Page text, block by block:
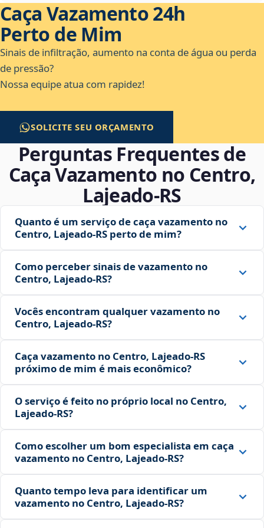
Caça Vazamento 24h
Perto de Mim
Sinais de infiltração, aumento na conta de água ou perda
de pressão?
Nossa equipe atua com rapidez!
SOLICITE SEU ORÇAMENTO
Perguntas Frequentes de
Caça Vazamento no Centro,
Lajeado‑RS
Quanto é um serviço de caça vazamento no
Centro, Lajeado‑RS perto de mim?
Como perceber sinais de vazamento no
Centro, Lajeado‑RS?
Vocês encontram qualquer vazamento no
Centro, Lajeado‑RS?
Caça vazamento no Centro, Lajeado‑RS
próximo de mim é mais econômico?
O serviço é feito no próprio local no Centro,
Lajeado‑RS?
Como escolher um bom especialista em caça
vazamento no Centro, Lajeado‑RS?
Quanto tempo leva para identificar um
vazamento no Centro, Lajeado‑RS?